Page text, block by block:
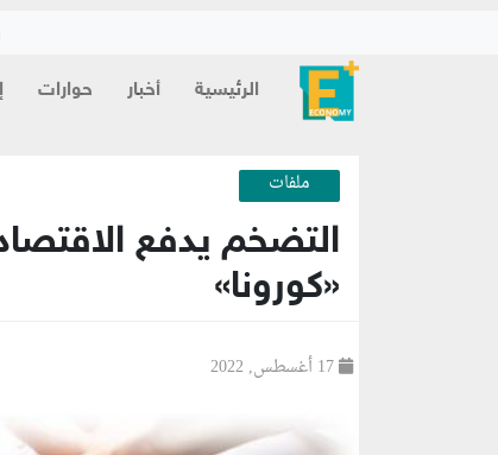
الرئيسية أخبار حوارات
ملفات
التضخم يدفع
«كورونا»